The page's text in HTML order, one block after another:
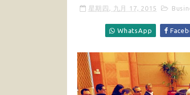
星期四, 九月 17, 2015
WhatsApp